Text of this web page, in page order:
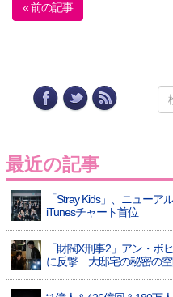
« 前の記事
最近の記事
「Stray Kids」、ニュー
iTunesチャート首位
「財閥X刑事2」アン・ボ
に反撃…大邸宅の秘密の